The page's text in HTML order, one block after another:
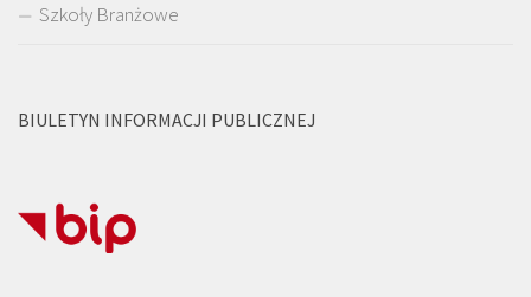
Szkoły Branżowe
BIULETYN INFORMACJI PUBLICZNEJ